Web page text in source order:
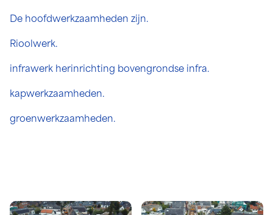
De hoofdwerkzaamheden zijn.
Rioolwerk.
infrawerk herinrichting bovengrondse infra.
kapwerkzaamheden.
groenwerkzaamheden.